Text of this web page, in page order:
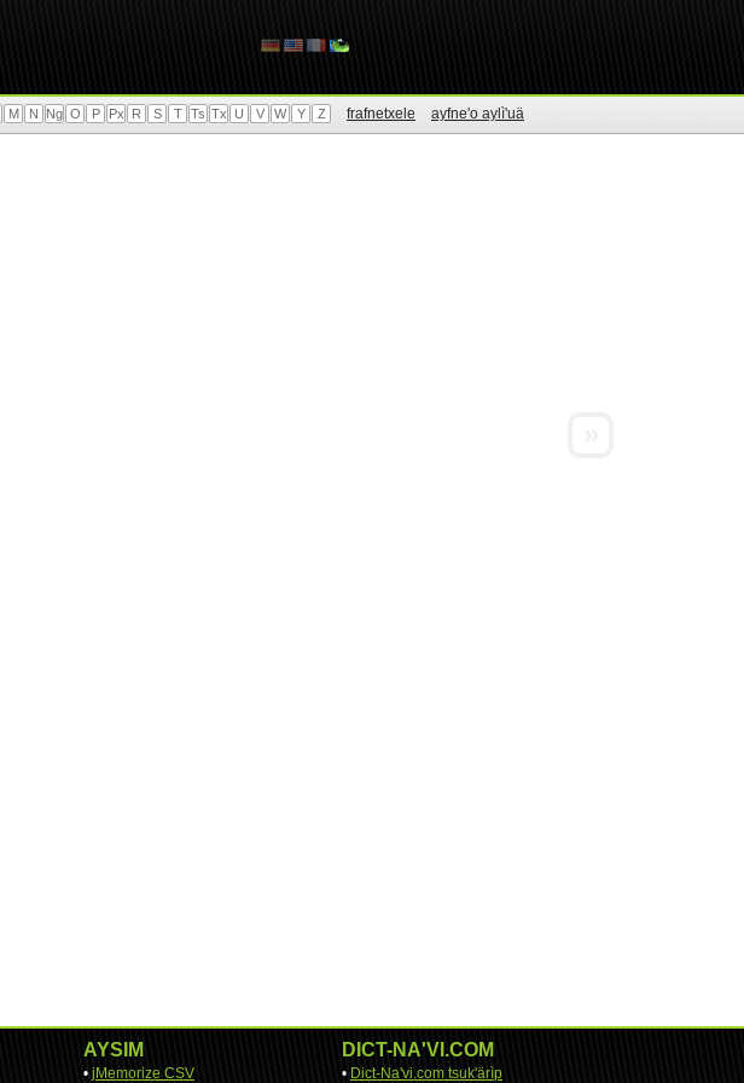
M N Ng O P Px R S T Ts Tx U V W Y Z frafnetxele ayfne'o aylì'uä
AYSIM
• jMemorize CSV
DICT-NA'VI.COM
• Dict-Na'vi.com tsuk'ärìp